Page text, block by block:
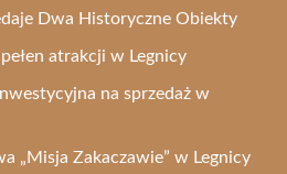
Dwa Historyczne Obiekty
atrakcji w Legnicy
na sprzedaż w
„Misja Zakaczawie” w Legnicy